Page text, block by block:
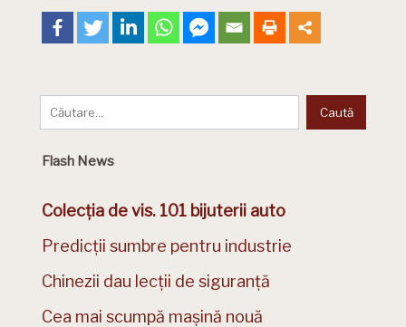
Flash News
Colecția de vis. 101 bijuterii auto
Predicții sumbre pentru industrie
Chinezii dau lecții de siguranță
Cea mai scumpă mașină nouă